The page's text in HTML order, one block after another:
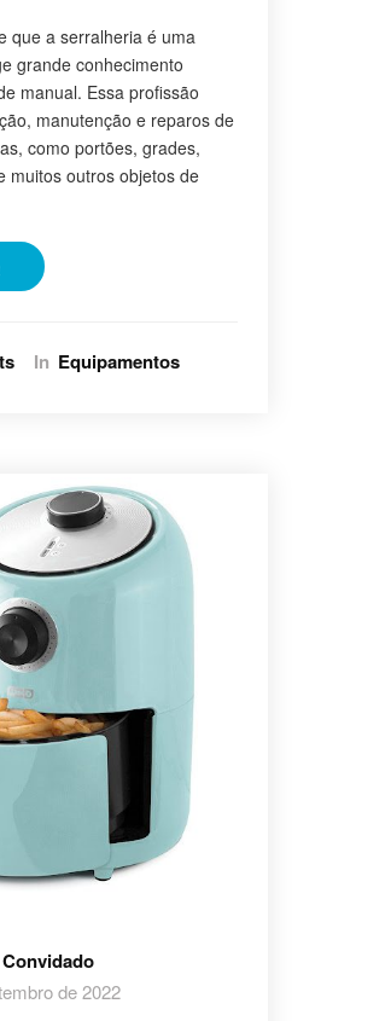
que a serralheria é uma
grande conhecimento
manual. Essa profissão
manutenção e reparos de
como portões, grades,
muitos outros objetos de
In Equipamentos
de 2022